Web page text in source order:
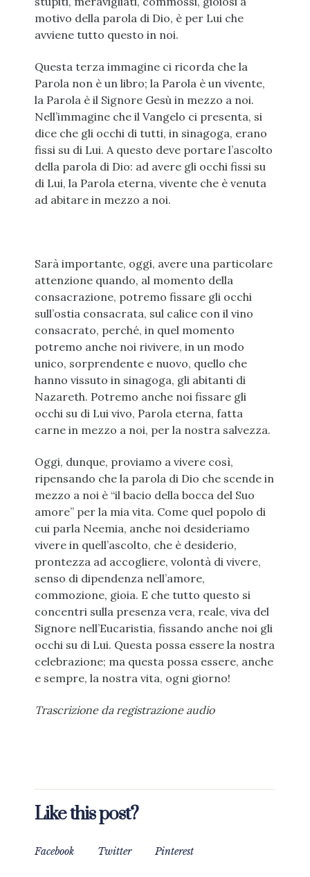
motivo della parola di Dio, è per Lui che
avviene tutto questo in noi.
Questa terza immagine ci ricorda che la
Parola non è un libro; la Parola è un vivente,
la Parola è il Signore Gesù in mezzo a noi.
Nell’immagine che il Vangelo ci presenta, si
dice che gli occhi di tutti, in sinagoga, erano
fissi su di Lui. A questo deve portare l’ascolto
della parola di Dio: ad avere gli occhi fissi su
di Lui, la Parola eterna, vivente che è venuta
ad abitare in mezzo a noi.
Sarà importante, oggi, avere una particolare
attenzione quando, al momento della
consacrazione, potremo fissare gli occhi
sull’ostia consacrata, sul calice con il vino
consacrato, perché, in quel momento
potremo anche noi rivivere, in un modo
unico, sorprendente e nuovo, quello che
hanno vissuto in sinagoga, gli abitanti di
Nazareth. Potremo anche noi fissare gli
occhi su di Lui vivo, Parola eterna, fatta
carne in mezzo a noi, per la nostra salvezza.
Oggi, dunque, proviamo a vivere così,
ripensando che la parola di Dio che scende in
mezzo a noi è “il bacio della bocca del Suo
amore” per la mia vita. Come quel popolo di
cui parla Neemia, anche noi desideriamo
vivere in quell’ascolto, che è desiderio,
prontezza ad accogliere, volontà di vivere,
senso di dipendenza nell’amore,
commozione, gioia. E che tutto questo si
concentri sulla presenza vera, reale, viva del
Signore nell’Eucaristia, fissando anche noi gli
occhi su di Lui. Questa possa essere la nostra
celebrazione; ma questa possa essere, anche
e sempre, la nostra vita, ogni giorno!
Trascrizione da registrazione audio
Like this post?
Facebook Twitter Pinterest